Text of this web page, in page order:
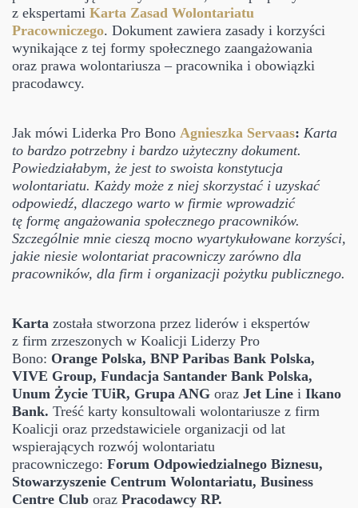
z ekspertami Karta Zasad Wolontariatu
Pracowniczego. Dokument zawiera zasady i korzyści
wynikające z tej formy społecznego zaangażowania
oraz prawa wolontariusza – pracownika i obowiązki
pracodawcy.
Jak mówi Liderka Pro Bono Agnieszka Servaas: Karta
to bardzo potrzebny i bardzo użyteczny dokument.
Powiedziałabym, że jest to swoista konstytucja
wolontariatu. Każdy może z niej skorzystać i uzyskać
odpowiedź, dlaczego warto w firmie wprowadzić
tę formę angażowania społecznego pracowników.
Szczególnie mnie cieszą mocno wyartykułowane korzyści,
jakie niesie wolontariat pracowniczy zarówno dla
pracowników, dla firm i organizacji pożytku publicznego.
Karta została stworzona przez liderów i ekspertów
z firm zrzeszonych w Koalicji Liderzy Pro
Bono: Orange Polska, BNP Paribas Bank Polska,
VIVE Group, Fundacja Santander Bank Polska,
Unum Życie TUiR, Grupa ANG oraz Jet Line i Ikano
Bank. Treść karty konsultowali wolontariusze z firm
Koalicji oraz przedstawiciele organizacji od lat
wspierających rozwój wolontariatu
pracowniczego: Forum Odpowiedzialnego Biznesu,
Stowarzyszenie Centrum Wolontariatu, Business
Centre Club oraz Pracodawcy RP.